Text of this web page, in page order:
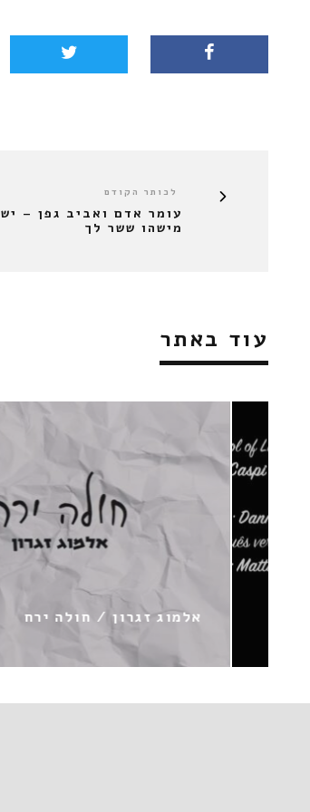
לכותר הקודם
עומר אדם ואביב גפן – יש
מישהו ששר לך
עוד באתר
אלמוג זגרון / חולה ירח